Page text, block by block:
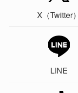
X（Twitter）
LINE